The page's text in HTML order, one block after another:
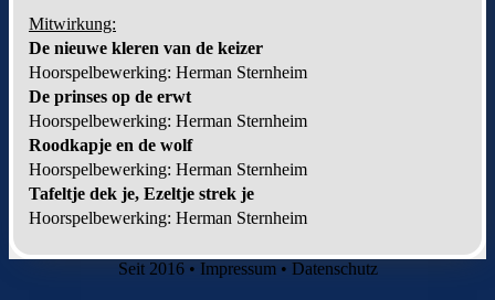
Mitwirkung:
De nieuwe kleren van de keizer
Hoorspelbewerking: Herman Sternheim
De prinses op de erwt
Hoorspelbewerking: Herman Sternheim
Roodkapje en de wolf
Hoorspelbewerking: Herman Sternheim
Tafeltje dek je, Ezeltje strek je
Hoorspelbewerking: Herman Sternheim
Seit 2016 • Impressum • Datenschutz